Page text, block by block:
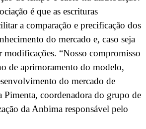
é que as escrituras
a comparação e precificação dos
do mercado e, caso seja
modificações. “Nosso compromisso
de aprimoramento do modelo,
do mercado de
Pimenta, coordenadora do grupo de
da Anbima responsável pelo